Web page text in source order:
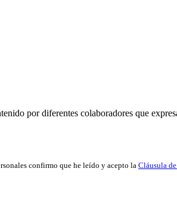
por diferentes colaboradores que
confirmo que he leído y acepto la Cláusula